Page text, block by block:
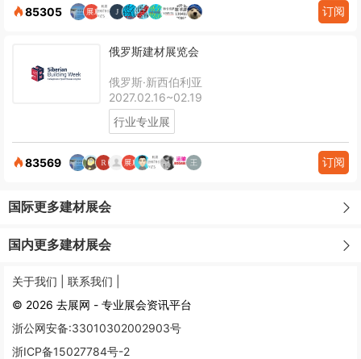
85305 订阅
俄罗斯建材展览会
俄罗斯·新西伯利亚
2027.02.16~02.19
行业专业展
83569 订阅
国际更多建材展会
国内更多建材展会
关于我们 | 联系我们 |
© 2026 去展网 - 专业展会资讯平台
浙公网安备:33010302002903号
浙ICP备15027784号-2